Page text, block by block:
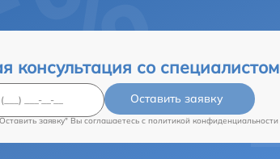
консультация со специалистом
Оставить заявку
заявку" Вы соглашаетесь c политикой конфиденциальности